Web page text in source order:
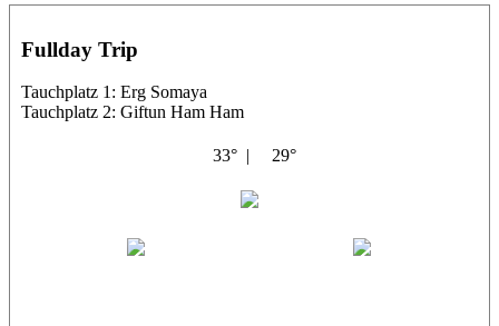
Fullday Trip
Tauchplatz 1: Erg Somaya
Tauchplatz 2: Giftun Ham Ham
33° | 29°